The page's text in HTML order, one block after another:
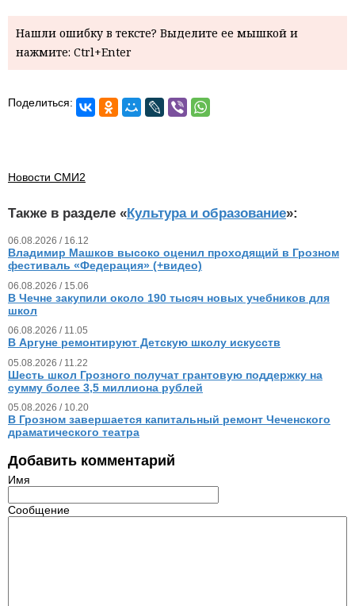
Нашли ошибку в тексте? Выделите ее мышкой и
нажмите: Ctrl+Enter
Поделиться:
Новости СМИ2
Также в разделе «Культура и образование»:
06.08.2026 / 16.12
Владимир Машков высоко оценил проходящий в Грозном
фестиваль «Федерация» (+видео)
06.08.2026 / 15.06
В Чечне закупили около 190 тысяч новых учебников для
школ
06.08.2026 / 11.05
В Аргуне ремонтируют Детскую школу искусств
05.08.2026 / 11.22
Шесть школ Грозного получат грантовую поддержку на
сумму более 3,5 миллиона рублей
05.08.2026 / 10.20
В Грозном завершается капитальный ремонт Чеченского
драматического театра
Добавить комментарий
Имя
Сообщение